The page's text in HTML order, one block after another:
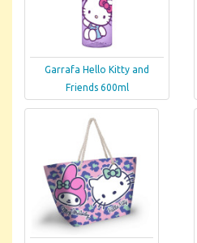
Garrafa Hello Kitty and
Friends 600ml